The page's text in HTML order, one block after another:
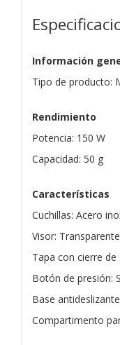
Información
Tipo de producto:
Rendimiento
Potencia: 150 W
Capacidad: 50 g
Características
Cuchillas: Acero
Visor: Transparente
Tapa con cierre de
Botón de presión:
Base
Compartimento